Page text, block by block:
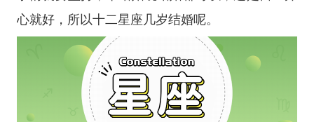
心就好，所以十二星座 几岁结婚呢。